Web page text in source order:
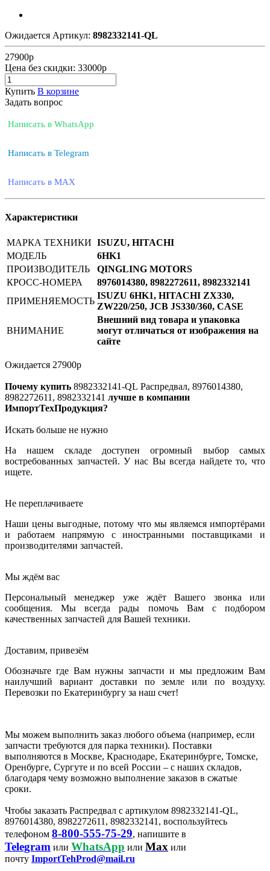
Ожидается Артикул: 8982332141-QL
27900р
Цена без скидки: 33000р
Купить В корзине
Задать вопрос
Написать в WhatsApp
Написать в Telegram
Написать в MAX
Характеристики
МАРКА ТЕХНИКИ ISUZU, HITACHI
МОДЕЛЬ
6HK1
ПРОИЗВОДИТЕЛЬ
QINGLING MOTORS
КРОСС-НОМЕРА
8976014380, 8982272611, 8982332141
ПРИМЕНЯЕМОСТЬ
ISUZU 6HK1, HITACHI ZX330,
ZW220/250, JCB JS330/360, CASE
ВНИМАНИЕ
Внешний вид товара и упаковка
могут отличаться от изображения на
сайте
Ожидается 27900р
Почему купить 8982332141-QL Распредвал, 8976014380,
8982272611, 8982332141 лучше в компании
ИмпортТехПродукция?
Искать больше не нужно
На нашем складе доступен огромный выбор самых
востребованных запчастей. У нас Вы всегда найдете то, что
ищете.
Не переплачиваете
Наши цены выгодные, потому что мы являемся импортёрами
и работаем напрямую с иностранными поставщиками и
производителями запчастей.
Мы ждём вас
Персональный менеджер уже ждёт Вашего звонка или
сообщения. Мы всегда рады помочь Вам с подбором
качественных запчастей для Вашей техники.
Доставим, привезём
Обозначьте где Вам нужны запчасти и мы предложим Вам
наилучший вариант доставки по земле или по воздуху.
Перевозки по Екатеринбургу за наш счет!
Мы можем выполнить заказ любого объема (например, если
запчасти требуются для парка техники). Поставки
выполняются в Москве, Краснодаре, Екатеринбурге, Томске,
Оренбурге, Сургуте и по всей России – с наших складов,
благодаря чему возможно выполнение заказов в сжатые
сроки.
Чтобы заказать Распредвал с артикулом 8982332141-QL,
8976014380, 8982272611, 8982332141, воспользуйтесь
телефоном 8-800-555-75-29, напишите в
Telegram или WhatsApp или Max или
почту ImportTehProd@mail.ru